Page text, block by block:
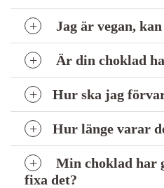
Jag är vegan,
Är din choklad
Hur ska jag
Hur länge varar
Min choklad har
fixa det?